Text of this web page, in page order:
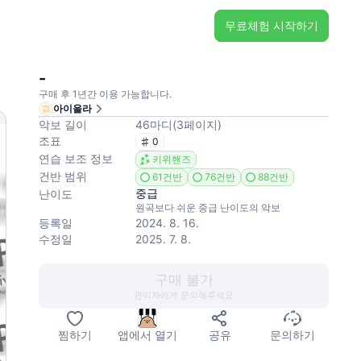
무료체험 시작하기
-
구매 후 1년간 이용 가능합니다.
아이올라
악보 길이 46마디(3페이지)
조표
0
연습 보조 정보 키위핸즈
건반 범위 61건반 76건반 88건반
난이도 중급
원곡보다 쉬운 중급 난이도의 악보
등록일
2024. 8. 16.
수정일
2025. 7. 8.
구매 불가
관리자에게 문의해주세요
찜하기 앱에서 열기 공유 문의하기